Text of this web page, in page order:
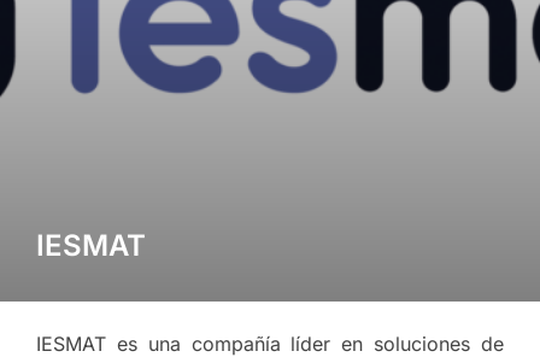
IESMAT
IESMAT es una compañía líder en soluciones de